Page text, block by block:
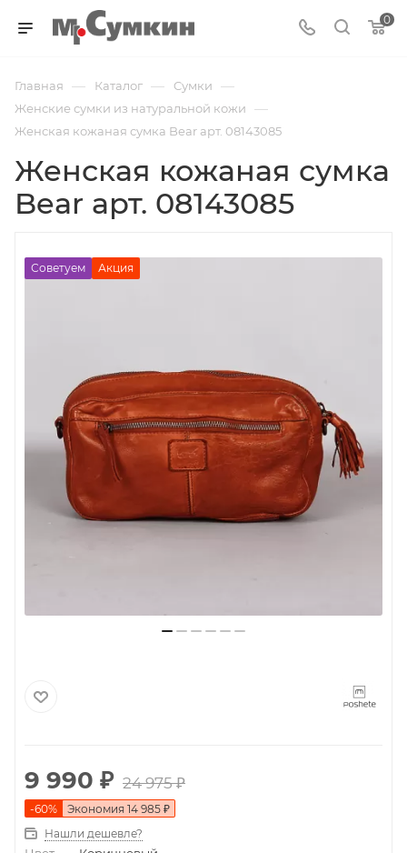
0
Главная — Каталог — Cумки —
Женские сумки из натуральной кожи —
Женская кожаная сумка Bear арт. 08143085
Женская кожаная сумка
Bear арт. 08143085
Советуем Акция
9 990 ₽ 24 975₽
-60% Экономия 14 985 ₽
Нашли дешевле?